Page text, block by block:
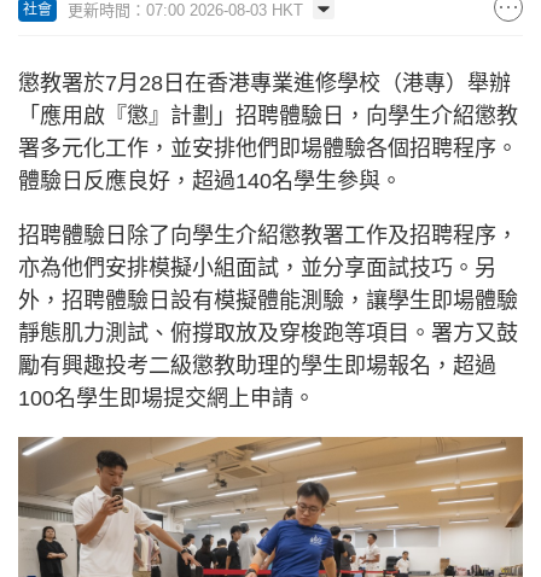
社會 更新時間：07:00 2026-08-03 HKT
懲教署於7月28日在香港專業進修學校（港專）舉辦
「應用啟『懲』計劃」招聘體驗日，向學生介紹懲教
署多元化工作，並安排他們即場體驗各個招聘程序。
體驗日反應良好，超過140名學生參與。
招聘體驗日除了向學生介紹懲教署工作及招聘程序，
亦為他們安排模擬小組面試，並分享面試技巧。另
外，招聘體驗日設有模擬體能測驗，讓學生即場體驗
靜態肌力測試、俯撐取放及穿梭跑等項目。署方又鼓
勵有興趣投考二級懲教助理的學生即場報名，超過
100名學生即場提交網上申請。